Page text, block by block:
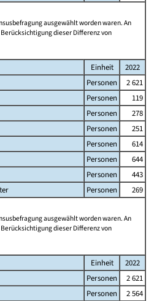
ausgewählt worden waren. An
dieser Differenz von
Einheit
2022
Personen
2 621
Personen
119
Personen
278
Personen
251
Personen
614
Personen
644
Personen
443
Personen
269
ausgewählt worden waren. An
dieser Differenz von
Einheit
2022
Personen
2 621
Personen
2 564